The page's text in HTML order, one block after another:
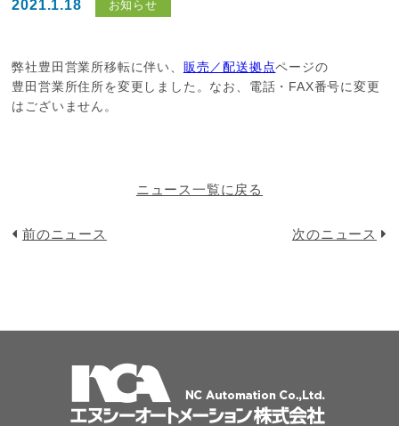
2021.1.18 お知らせ
弊社豊田営業所移転に伴い、 販売／配送拠点ページの
豊田営業所住所を変更しました。なお、電話・FAX番号に変更
はございません。
前のニュース
ニュース一覧に戻る
次のニュース